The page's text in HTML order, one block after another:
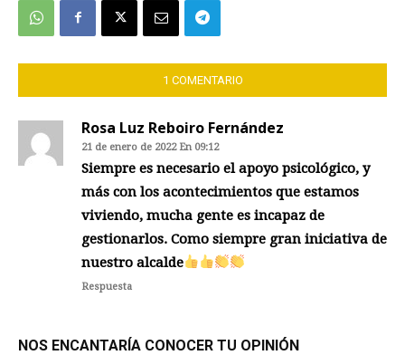
1 COMENTARIO
Rosa Luz Reboiro Fernández
21 de enero de 2022 En 09:12
Siempre es necesario el apoyo psicológico, y
más con los acontecimientos que estamos
viviendo, mucha gente es incapaz de
gestionarlos. Como siempre gran iniciativa de
nuestro alcalde
Respuesta
NOS ENCANTARÍA CONOCER TU OPINIÓN